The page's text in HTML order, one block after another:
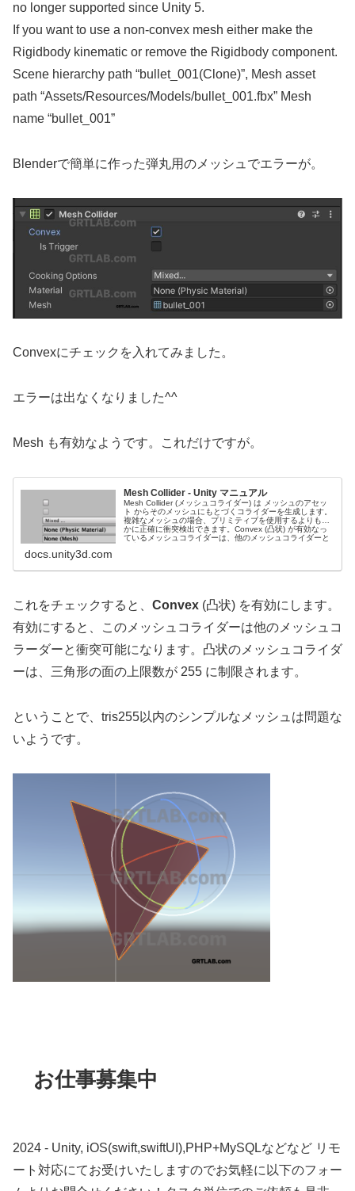
no longer supported since Unity 5.
If you want to use a non-convex mesh either make the
Rigidbody kinematic or remove the Rigidbody component.
Scene hierarchy path “bullet_001(Clone)”, Mesh asset
path “Assets/Resources/Models/bullet_001.fbx” Mesh
name “bullet_001”
Blenderで簡単に作った弾丸用のメッシュでエラーが。
Convexにチェックを入れてみました。
エラーは出なくなりました^^
Mesh も有効なようです。これだけですが。
Mesh Collider - Unity マニュアル
Mesh Collider (メッシュコライダー) は メッシュのアセッ
ト からそのメッシュにもとづくコライダーを生成します。
複雑なメッシュの場合、プリミティブを使用するよりも遥
かに正確に衝突検出できます。Convex (凸状) が有効なっ
ているメッシュコライダーは、他のメッシュコライダーと
docs.unity3d.com
これをチェックすると、 Convex (凸状) を有効にします。
有効にすると、このメッシュコライダーは他のメッシュコ
ラーダーと衝突可能になります。凸状のメッシュコライダ
ーは、三角形の面の上限数が 255 に制限されます。
ということで、tris255以内のシンプルなメッシュは問題な
いようです。
お仕事募集中
2024 - Unity, iOS(swift,swiftUI),PHP+MySQLなどなど リモ
ート対応にてお受けいたしますのでお気軽に以下のフォー